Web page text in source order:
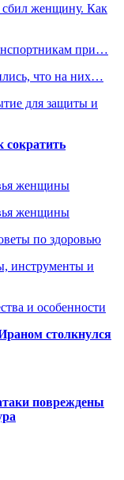
сбил женщину. Как
при…
что на них…
для защиты и
сократить
женщины
женщины
по здоровью
инструменты и
и особенности
столкнулся
повреждены